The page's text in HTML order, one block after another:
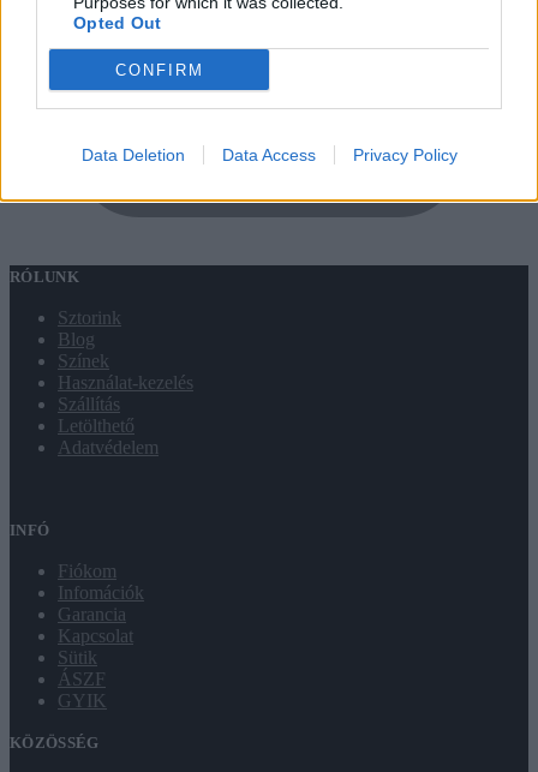
Opted Out
CONFIRM
Data Deletion Data Access Privacy Policy
RÓLUNK
Sztorink
Blog
Színek
Használat-kezelés
Szállítás
Letölthető
Adatvédelem
INFÓ
Fiókom
Infomációk
Garancia
Kapcsolat
Sütik
ÁSZF
GYIK
KÖZÖSSÉG